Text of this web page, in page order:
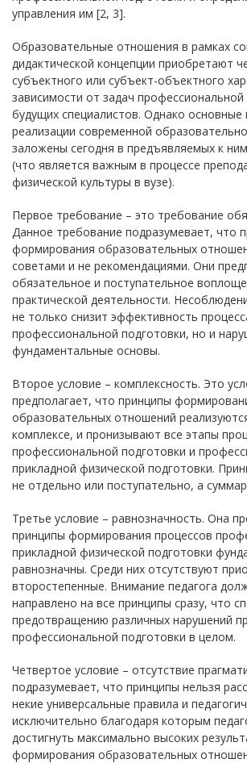
управления им [2, 3].
Образовательные отношения в рамках
дидактической концепции приобретают
субъектного или субъект-объектного
зависимости от задач профессиональной
будущих специалистов. Однако основные
реализации современной
заложены сегодня в предъявляемых к
(что является важным в процессе
физической культуры в вузе).
Первое требование – это требование
Данное требование подразумевает, что
формирования образовательных
советами и не рекомендациями. Они
обязательное и поступательное
практической деятельности.
не только снизит эффективность
профессиональной подготовки, но и
фундаментальные основы.
Второе условие – комплексность. Это
предполагает, что принципы
образовательных отношений
комплексе, и пронизывают все этапы
профессиональной подготовки и
прикладной физической подготовки.
не отдельно или поступательно, а
Третье условие – равнозначность. Она
принципы формирования процессов
прикладной физической подготовки
равнозначны. Среди них отсутствуют
второстепенные. Внимание педагога
направлено на все принципы сразу, что
предотвращению различных нарушений
профессиональной подготовки в целом.
Четвертое условие – отсутствие
подразумевает, что принципы нельзя
некие универсальные правила и
исключительно благодаря которым
достигнуть максимально высоких
формирования образовательных